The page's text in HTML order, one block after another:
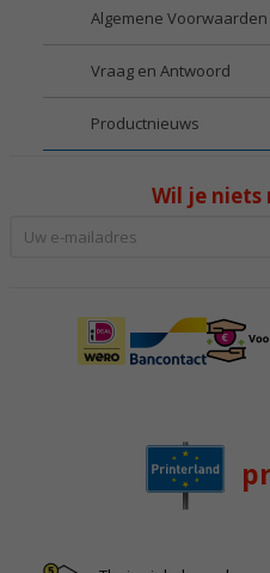
Algemene Voorwaarden
Vraag en Antwoord
Productnieuws
Wil je niets